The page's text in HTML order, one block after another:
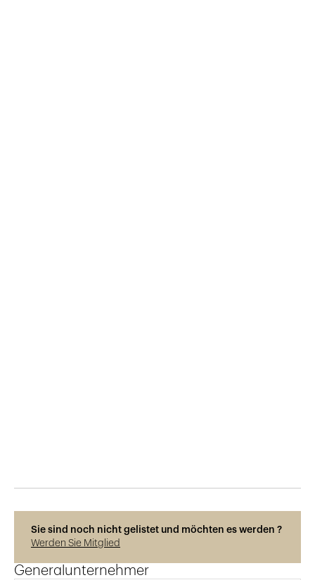
Sie sind noch nicht gelistet und möchten es werden ?
Werden Sie Mitglied
Generalunternehmer